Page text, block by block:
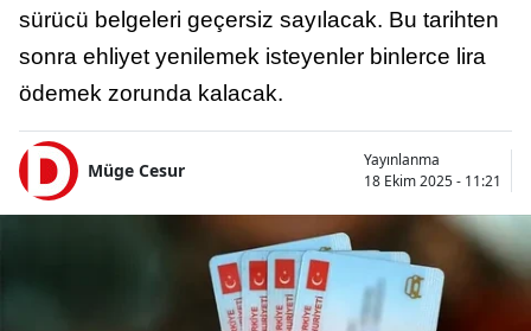
sürücü belgeleri geçersiz sayılacak. Bu tarihten
sonra ehliyet yenilemek isteyenler binlerce lira
ödemek zorunda kalacak.
Müge Cesur
Yayınlanma
18 Ekim 2025 - 11:21